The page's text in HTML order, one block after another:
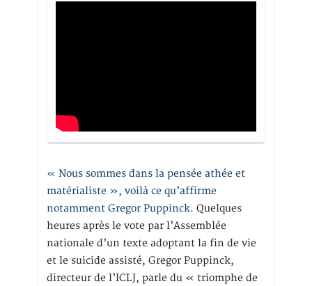
« Nous sommes dans la pensée athée et
matérialiste », voilà ce qu’affirme
notamment Gregor Puppinck. Quelques
heures après le vote par l’Assemblée
nationale d’un texte adoptant la fin de vie
et le suicide assisté, Gregor Puppinck,
directeur de l’ICLJ, parle du « triomphe de